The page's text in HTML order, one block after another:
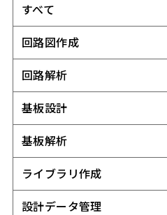
すべて
回路図作成
回路解析
基板設計
基板解析
ライブラリ作成
設計データ管理